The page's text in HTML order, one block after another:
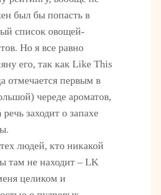
был бы попасть в
список овощей-
Но я все равно
его, так как Like This
отмечается первым в
череде ароматов,
речь заходит о запахе
людей, кто никакой
там не находит – LK
целиком и